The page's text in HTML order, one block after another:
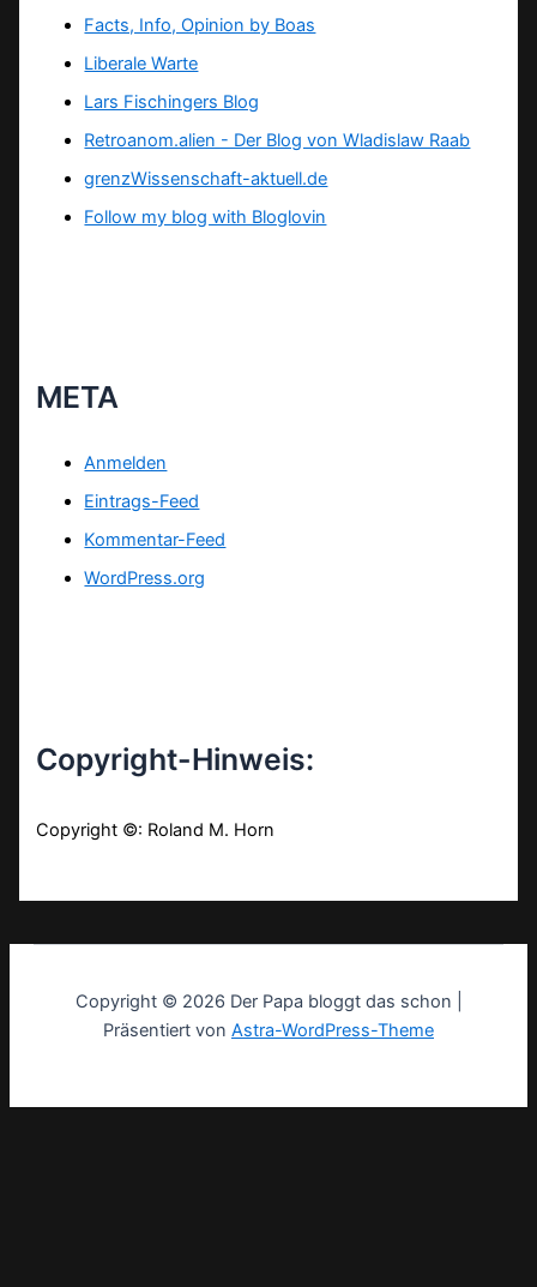
Facts, Info, Opinion by Boas
Liberale Warte
Lars Fischingers Blog
Retroanom.alien - Der Blog von Wladislaw Raab
grenzWissenschaft-aktuell.de
Follow my blog with Bloglovin
META
Anmelden
Eintrags-Feed
Kommentar-Feed
WordPress.org
Copyright-Hinweis:
Copyright ©: Roland M. Horn
Copyright © 2026 Der Papa bloggt das schon |
Präsentiert von Astra-WordPress-Theme